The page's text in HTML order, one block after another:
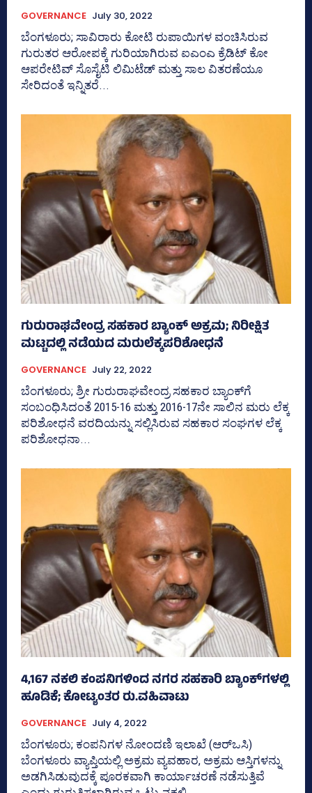
GOVERNANCE July 30, 2022
ಬೆಂಗಳೂರು; ಸಾವಿರಾರು ಕೋಟಿ ರುಪಾಯಿಗಳ ವಂಚಿಸಿರುವ
ಗುರುತರ ಆರೋಪಕ್ಕೆ ಗುರಿಯಾಗಿರುವ ಐಎಂಎ ಕ್ರೆಡಿಟ್‌ ಕೋ
ಆಪರೇಟಿವ್‌ ಸೊಸೈಟಿ ಲಿಮಿಟೆಡ್‌ ಮತ್ತು ಸಾಲ ವಿತರಣೆಯೂ
ಸೇರಿದಂತೆ ಇನ್ನಿತರೆ...
ಗುರುರಾಘವೇಂದ್ರ ಸಹಕಾರ ಬ್ಯಾಂಕ್‌ ಅಕ್ರಮ; ನಿರೀಕ್ಷಿತ
ಮಟ್ಟದಲ್ಲಿ ನಡೆಯದ ಮರುಲೆಕ್ಕಪರಿಶೋಧನೆ
GOVERNANCE July 22, 2022
ಬೆಂಗಳೂರು; ಶ್ರೀ ಗುರುರಾಘವೇಂದ್ರ ಸಹಕಾರ ಬ್ಯಾಂಕ್‌ಗೆ
ಸಂಬಂಧಿಸಿದಂತೆ 2015-16 ಮತ್ತು 2016-17ನೇ ಸಾಲಿನ ಮರು ಲೆಕ್ಕ
ಪರಿಶೋಧನೆ ವರದಿಯನ್ನು ಸಲ್ಲಿಸಿರುವ ಸಹಕಾರ ಸಂಘಗಳ ಲೆಕ್ಕ
ಪರಿಶೋಧನಾ...
4,167 ನಕಲಿ ಕಂಪನಿಗಳಿಂದ ನಗರ ಸಹಕಾರಿ ಬ್ಯಾಂಕ್‌ಗಳಲ್ಲಿ
ಹೂಡಿಕೆ; ಕೋಟ್ಯಂತರ ರು.ವಹಿವಾಟು
GOVERNANCE July 4, 2022
ಬೆಂಗಳೂರು; ಕಂಪನಿಗಳ ನೋಂದಣಿ ಇಲಾಖೆ (ಆರ್‌ಒಸಿ)
ಬೆಂಗಳೂರು ವ್ಯಾಪ್ತಿಯಲ್ಲಿ ಅಕ್ರಮ ವ್ಯವಹಾರ, ಅಕ್ರಮ ಆಸ್ತಿಗಳನ್ನು
ಅಡಗಿಸಿಡುವುದಕ್ಕೆ ಪೂರಕವಾಗಿ ಕಾರ್ಯಾಚರಣೆ ನಡೆಸುತ್ತಿವೆ